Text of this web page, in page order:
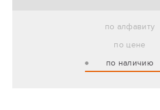
по алфавиту
по цене
по наличию